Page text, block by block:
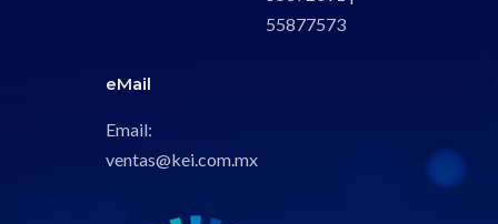
55877573
eMail
Email:
ventas@kei.com.mx